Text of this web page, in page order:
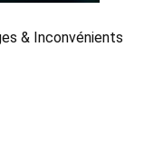
& Inconvénients